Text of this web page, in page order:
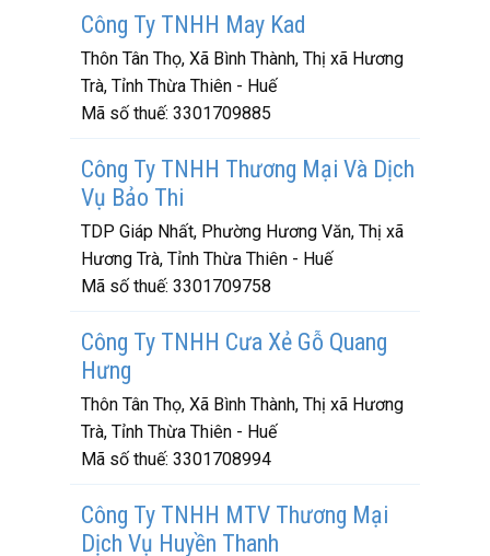
Công Ty TNHH May Kad
Thôn Tân Thọ, Xã Bình Thành, Thị xã Hương
Trà, Tỉnh Thừa Thiên - Huế
Mã số thuế: 3301709885
Công Ty TNHH Thương Mại Và Dịch
Vụ Bảo Thi
TDP Giáp Nhất, Phường Hương Văn, Thị xã
Hương Trà, Tỉnh Thừa Thiên - Huế
Mã số thuế: 3301709758
Công Ty TNHH Cưa Xẻ Gỗ Quang
Hưng
Thôn Tân Thọ, Xã Bình Thành, Thị xã Hương
Trà, Tỉnh Thừa Thiên - Huế
Mã số thuế: 3301708994
Công Ty TNHH MTV Thương Mại
Dịch Vụ Huyền Thanh